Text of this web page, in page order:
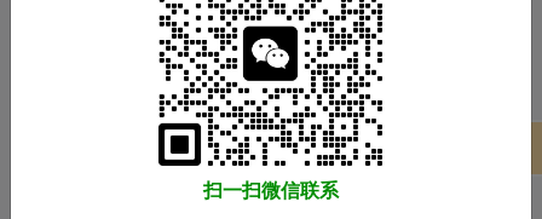
广州小程序开发 广州APP开发 广州软件开发
APP开发：在设计APP时这几个问题一定要注
扫一扫微信联系